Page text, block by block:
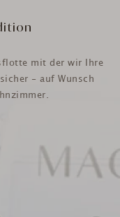
mit der wir Ihre
- auf Wunsch